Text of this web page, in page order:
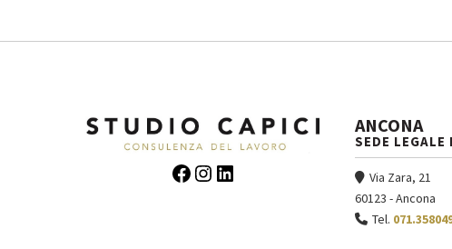
Facebook
Instagram
LinkedIn
ANCONA
SEDE LEGALE
Via Zara, 21
60123 - Ancona
Tel.